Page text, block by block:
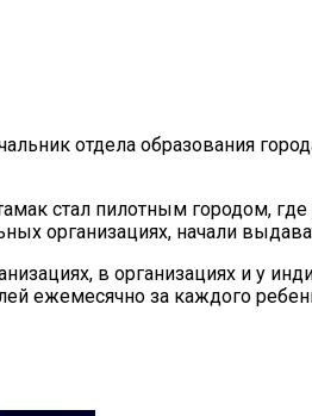
отдела образования
стал пилотным городом,
организациях, начали
в организациях и у
ежемесячно за каждого